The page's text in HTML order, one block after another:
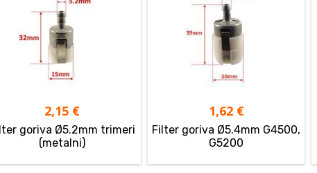
2,15 €
goriva Ø5.2mm trimeri
(metalni)
1,62 €
Filter goriva Ø5.4mm G4500,
G5200